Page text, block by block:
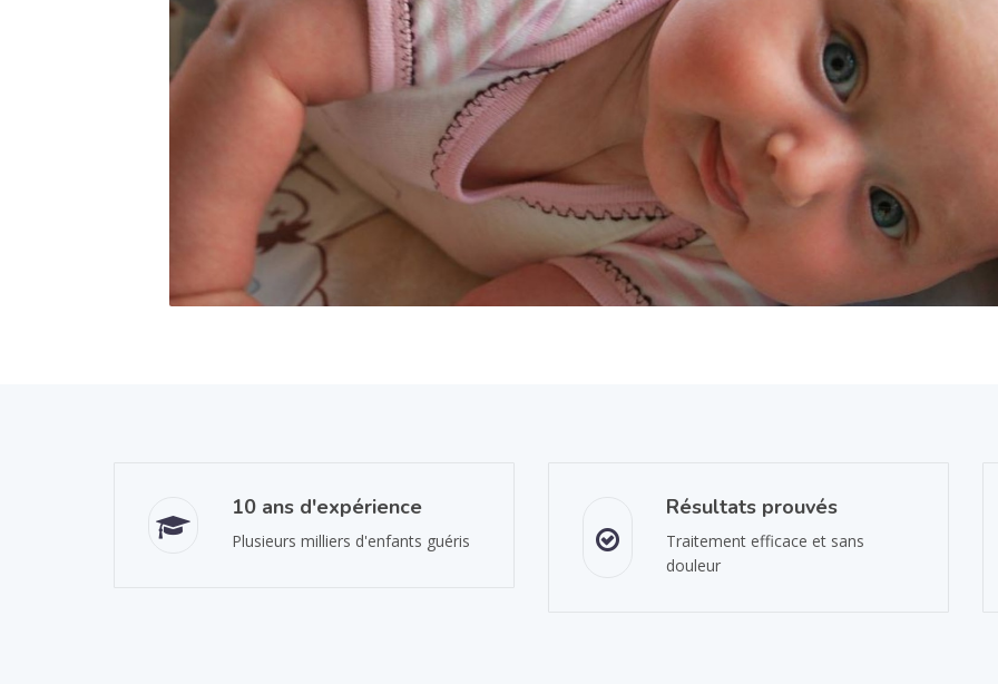
10 ans d'expérience
Plusieurs milliers d'enfants guéris
Résultats prouvés
Traitement efficace et sans
douleur